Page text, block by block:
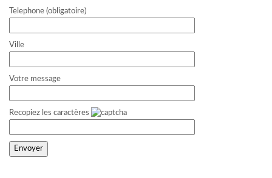
Telephone (obligatoire)
Ville
Votre message
Recopiez les caractères